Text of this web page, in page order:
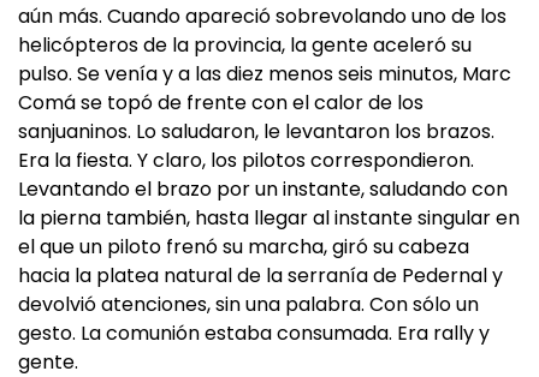
aún más. Cuando apareció sobrevolando uno de los
helicópteros de la provincia, la gente aceleró su
pulso. Se venía y a las diez menos seis minutos, Marc
Comá se topó de frente con el calor de los
sanjuaninos. Lo saludaron, le levantaron los brazos.
Era la fiesta. Y claro, los pilotos correspondieron.
Levantando el brazo por un instante, saludando con
la pierna también, hasta llegar al instante singular en
el que un piloto frenó su marcha, giró su cabeza
hacia la platea natural de la serranía de Pedernal y
devolvió atenciones, sin una palabra. Con sólo un
gesto. La comunión estaba consumada. Era rally y
gente.